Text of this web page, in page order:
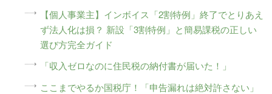
【個人事業主】インボイス「2割特例」終了でとりあえ
ず法人化は損？ 新設「3割特例」と簡易課税の正しい
選び方完全ガイド
「収入ゼロなのに住民税の納付書が届いた！」
ここまでやるか国税庁！「申告漏れは絶対許さない」